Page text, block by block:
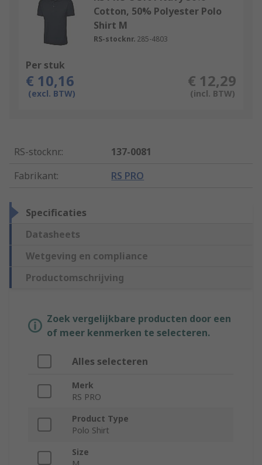
Cotton, 50% Polyester Polo
Shirt M
RS-stocknr. 285-4803
Per stuk
€ 10,16
(excl. BTW)
€ 12,29
(incl. BTW)
RS-stocknr.:
137-0081
Fabrikant: RS PRO
Specificaties
Datasheets
Wetgeving en compliance
Productomschrijving
Zoek vergelijkbare producten door een
of meer kenmerken te selecteren.
Alles selecteren
Merk
RS PRO
Product Type
Polo Shirt
Size